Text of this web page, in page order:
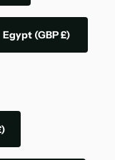
Egypt (GBP £)